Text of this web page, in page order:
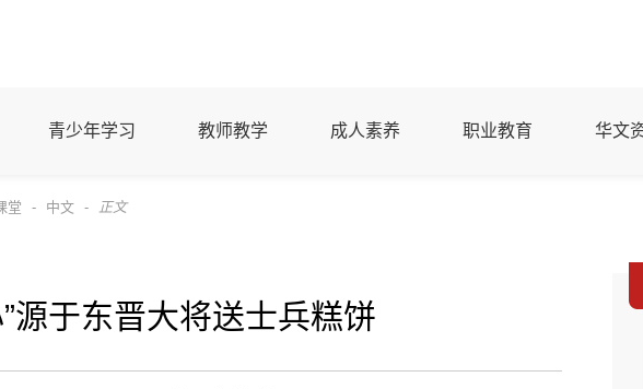
青少年学习 教师教学 成人素养 职业教育 华文
堂 - 中文 - 正文
”源于东晋大将送士兵糕饼